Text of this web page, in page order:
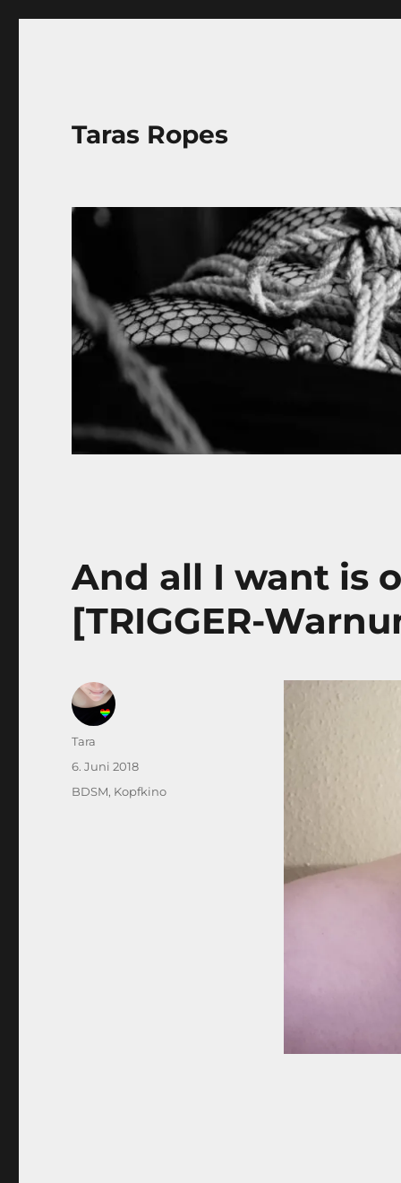
Taras Ropes
And all I want is
[TRIGGER-
Autor
Tara
Veröffentlicht
6. Juni 2018
Kategorien
BDSM, Kopfkino